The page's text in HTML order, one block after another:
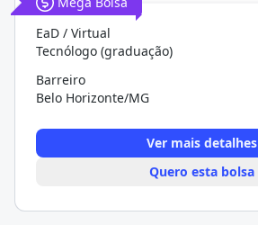
EaD / Virtual
Tecnólogo (graduação)
Barreiro
Belo Horizonte/MG
Ver mais detalhes
Quero esta bolsa